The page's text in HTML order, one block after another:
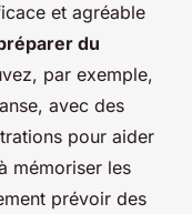
et agréable
du
par exemple,
avec des
pour aider
mémoriser les
prévoir des